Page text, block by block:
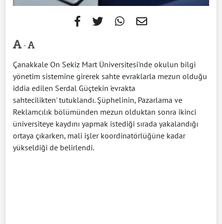
-
Çanakkale On Sekiz Mart Üniversitesi'nde okulun bilgi
yönetim sistemine girerek sahte evraklarla mezun olduğu
iddia edilen Serdal Güçtekin 'evrakta
sahtecilikten' tutuklandı. Şüphelinin, Pazarlama ve
Reklamcılık bölümünden mezun olduktan sonra ikinci
üniversiteye kaydını yapmak istediği sırada yakalandığı
ortaya çıkarken, mali işler koordinatörlüğüne kadar
yükseldiği de belirlendi.